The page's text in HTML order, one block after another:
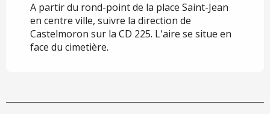
A partir du rond-point de la place Saint-Jean
en centre ville, suivre la direction de
Castelmoron sur la CD 225. L'aire se situe en
face du cimetière.